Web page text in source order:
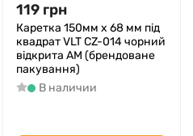
119 грн
Каретка 150мм x 68 мм під
квадрат VLT CZ-014 чорний
відкрита AM (брендоване
пакування)
В наличии